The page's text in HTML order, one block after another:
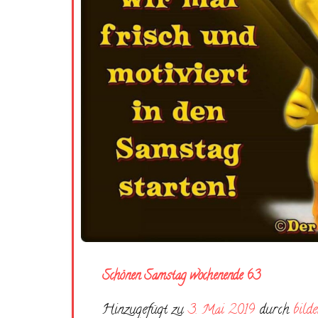
Schönen Samstag wochenende 63
Hinzugefügt zu3. Mai 2019 durch